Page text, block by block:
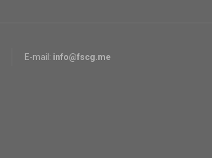
E-mail: info@fscg.me